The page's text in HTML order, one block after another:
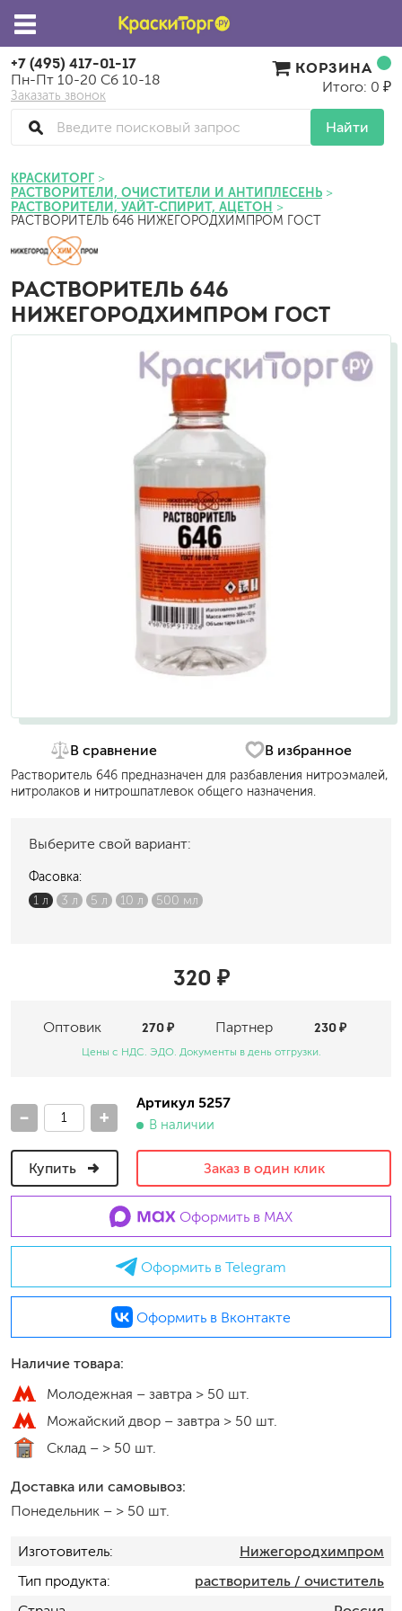
+7 (495) 417-01-17
Пн-Пт 10-20 Сб 10-18
Заказать звонок
Найти
КОРЗИНА
Итого: 0 ₽
КРАСКИТОРГ
РАСТВОРИТЕЛИ, ОЧИСТИТЕЛИ И АНТИПЛЕСЕНЬ
РАСТВОРИТЕЛИ, УАЙТ-СПИРИТ, АЦЕТОН
РАСТВОРИТЕЛЬ 646 НИЖЕГОРОДХИМПРОМ ГОСТ
РАСТВОРИТЕЛЬ 646
НИЖЕГОРОДХИМПРОМ ГОСТ
В сравнение В избранное
Растворитель 646 предназначен для разбавления нитроэмалей,
нитролаков и нитрошпатлевок общего назначения.
Выберите свой вариант:
Фасовка:
1 л
3 л 5 л 10 л 500 мл
320 ₽
Оптовик Партнер
270 ₽ 230 ₽
Цены с НДС. ЭДО. Документы в день отгрузки.
- +
Артикул 5257
В наличии
Купить Заказ в один клик
Оформить в MAX
Оформить в Telegram
Оформить в Вконтакте
Наличие товара:
Молодежная – завтра > 50 шт.
Можайский двор – завтра > 50 шт.
Склад – > 50 шт.
Доставка или самовывоз:
Понедельник – > 50 шт.
Изготовитель
Нижегородхимпром
Тип продукта
растворитель / очиститель